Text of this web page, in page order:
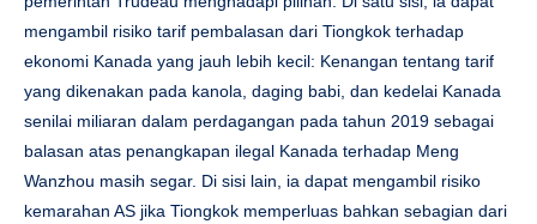
mengambil risiko tarif pembalasan dari Tiongkok terhadap
ekonomi Kanada yang jauh lebih kecil: Kenangan tentang tarif
yang dikenakan pada kanola, daging babi, dan kedelai Kanada
senilai miliaran dalam perdagangan pada tahun 2019 sebagai
balasan atas penangkapan ilegal Kanada terhadap Meng
Wanzhou masih segar. Di sisi lain, ia dapat mengambil risiko
kemarahan AS jika Tiongkok memperluas bahkan sebagian dari